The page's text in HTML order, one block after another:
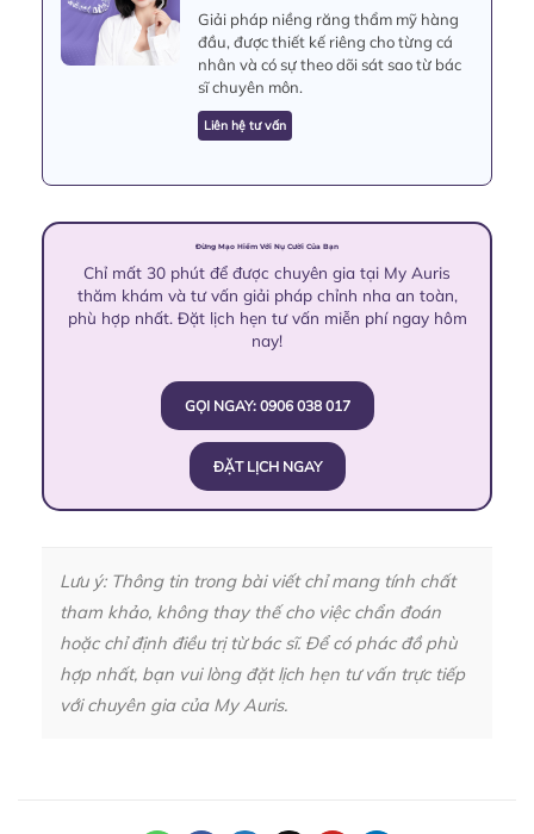
Giải pháp niềng răng thẩm mỹ hàng
đầu, được thiết kế riêng cho từng cá
nhân và có sự theo dõi sát sao từ bác
sĩ chuyên môn.
Liên hệ tư vấn
Đừng Mạo Hiểm Với Nụ Cười Của Bạn
Chỉ mất 30 phút để được chuyên gia tại My Auris
thăm khám và tư vấn giải pháp chỉnh nha an toàn,
phù hợp nhất. Đặt lịch hẹn tư vấn miễn phí ngay hôm
nay!
GỌI NGAY: 0906 038 017
ĐẶT LỊCH NGAY
Lưu ý: Thông tin trong bài viết chỉ mang tính chất
tham khảo, không thay thế cho việc chẩn đoán
hoặc chỉ định điều trị từ bác sĩ. Để có phác đồ phù
hợp nhất, bạn vui lòng đặt lịch hẹn tư vấn trực tiếp
với chuyên gia của My Auris.